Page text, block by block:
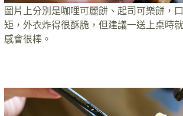
圖片上分別是咖哩可麗餅、起司可樂餅，
矩，外衣炸得很酥脆，但建議一送上桌時
感會很棒。